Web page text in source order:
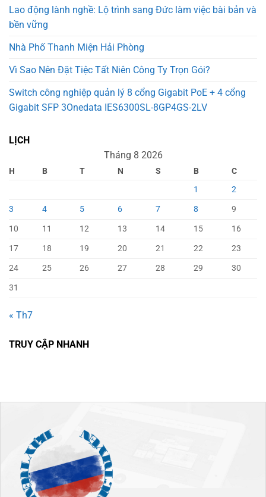
Lao động lành nghề: Lộ trình sang Đức làm việc bài bản và
bền vững
Nhà Phố Thanh Miện Hải Phòng
Vì Sao Nên Đặt Tiệc Tất Niên Công Ty Trọn Gói?
Switch công nghiệp quản lý 8 cổng Gigabit PoE + 4 cổng
Gigabit SFP 3Onedata IES6300SL-8GP4GS-2LV
LỊCH
Tháng 8 2026
H B T N S B
C
1
2
3
4 5 6 7 8
9
10
11 12 13 14 15
16
17
18 19 20 21 22
23
24
25 26 27 28 29
30
31
« Th7
TRUY CẬP NHANH